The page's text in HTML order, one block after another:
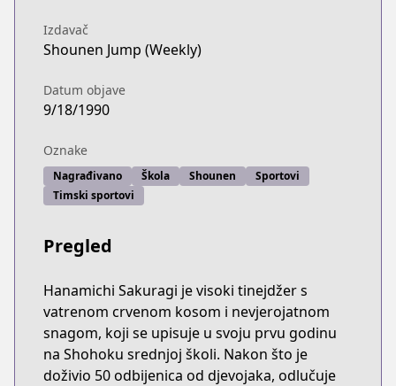
Izdavač
Shounen Jump (Weekly)
Datum objave
9/18/1990
Oznake
Nagrađivano Škola Shounen
Sportovi
Timski sportovi
Pregled
Hanamichi Sakuragi je visoki tinejdžer s
vatrenom crvenom kosom i nevjerojatnom
snagom, koji se upisuje u svoju prvu godinu
na Shohoku srednjoj školi. Nakon što je
doživio 50 odbijenica od djevojaka, odlučuje